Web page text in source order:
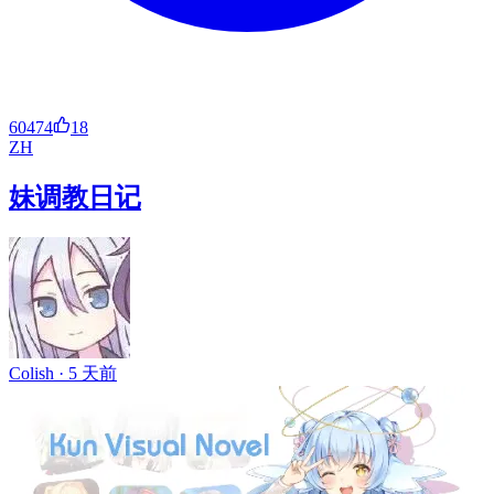
60474
18
ZH
妹调教日记
Colish · 5 天前